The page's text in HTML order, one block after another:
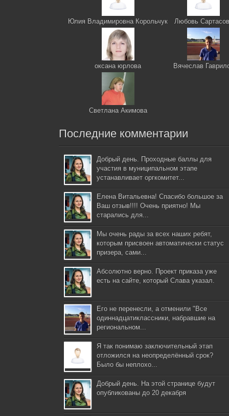
Юлия Владимировна Корольчук Любовь
оксана юрлова Вячеслав
Светлана Акимова
Последние комментарии
Добрый день. Проходные баллы для
участия в муниципальном этапе
устанавливает оргкомитет...
Елена Витальевна! Спасибо большое за
Ваш отзыв!!!! Очень приятно! Мы
старались для...
Мы очень рады за всех наших ребят,
которым присвоен автоматически статус
призера, сами...
Абсолютно верно. Проект приказа уже
есть на сайте, который Слава указал.
Его не перенесли, а отменили "Все
одиннадцатиклассники, набравшие на
региональном...
Я так понимаю заключительный этап
отложился на неопределённый срок?
Было бы неплохо...
Добрый день. На этой странице будут
опубликованы до 20 декабря